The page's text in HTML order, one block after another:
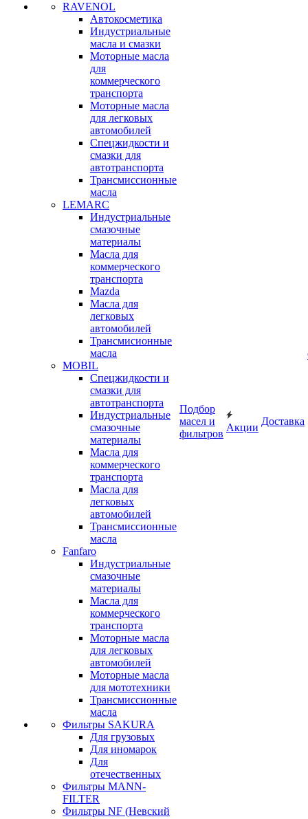
RAVENOL
Автокосметика
Индустриальные
масла и смазки
Моторные масла
для
коммерческого
транспорта
Моторные масла
для легковых
автомобилей
Спецжидкости и
смазки для
автотранспорта
Трансмиссионные
масла
LEMARC
Индустриальные
смазочные
материалы
Масла для
коммерческого
транспорта
Mazda
Масла для
легковых
автомобилей
Трансмисионные
масла
MOBIL
Cпецжидкости и
смазки для
автотранспорта
Индустриальные
смазочные
материалы
Масла для
коммерческого
транспорта
Масла для
легковых
автомобилей
Трансмиссионные
масла
Fanfaro
Индустриальные
смазочные
материалы
Масла для
коммерческого
транспорта
Моторные масла
для легковых
автомобилей
Моторные масла
для мототехники
Трансмиссионные
масла
Фильтры SAKURA
Для грузовых
Для иномарок
Для
отечественных
Фильтры MANN-
FILTER
Фильтры NF (Невский
Подбор
масел и
фильтров
Акции
Доставка